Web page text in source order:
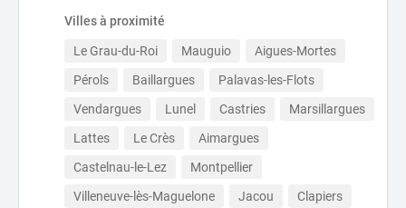
Villes à proximité
Le Grau-du-Roi Mauguio
Aigues-Mortes
Pérols
Baillargues
Palavas-les-Flots
Vendargues
Lunel Castries
Marsillargues
Lattes
Le Crès
Aimargues
Castelnau-le-Lez
Montpellier
Villeneuve-lès-Maguelone
Jacou
Clapiers